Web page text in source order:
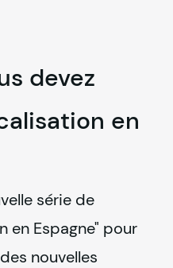
devez
en
série de
en Espagne" pour
nouvelles